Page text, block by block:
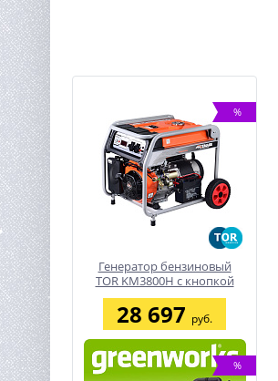
%
Генератор бензиновый
TOR KM3800H с кнопкой
запуска и колесами
28 697 руб.
%